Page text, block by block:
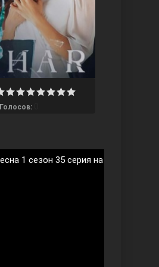
Голосов:
1 сезон 35 серия на русском